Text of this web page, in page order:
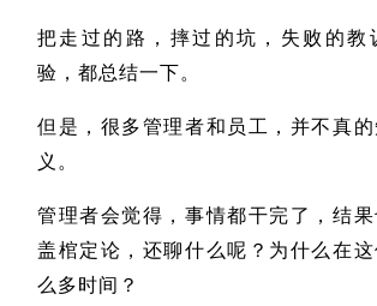
把走过的路，摔过的坑，失败的教
验，都总结一下。
但是，很多管理者和员工，并不真
义。
管理者会觉得，事情都干完了，结果
盖棺定论，还聊什么呢？为什么在
么多时间？